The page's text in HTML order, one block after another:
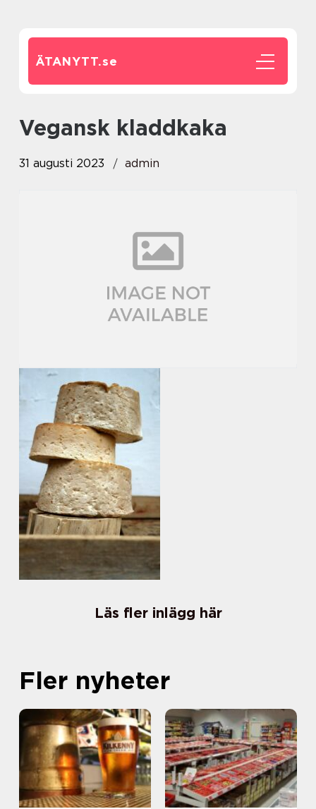
ÄTANYTT.se
vegansk kladdkaka
31 augusti 2023 admin
Läs fler inlägg här
Fler nyheter